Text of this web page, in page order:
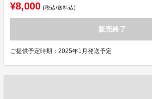
¥8,000 (税込/送料込)
販売終了
ご提供予定時期：2025年1月発送予定